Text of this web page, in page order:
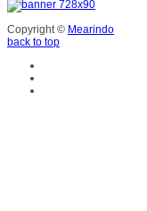
Copyright © Mearindo
back to top